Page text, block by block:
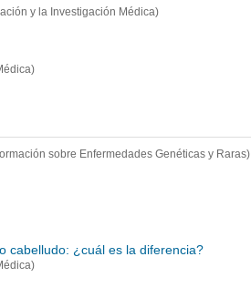
y la Investigación Médica)
sobre Enfermedades Genéticas y Raras)
cabelludo: ¿cuál es la diferencia?